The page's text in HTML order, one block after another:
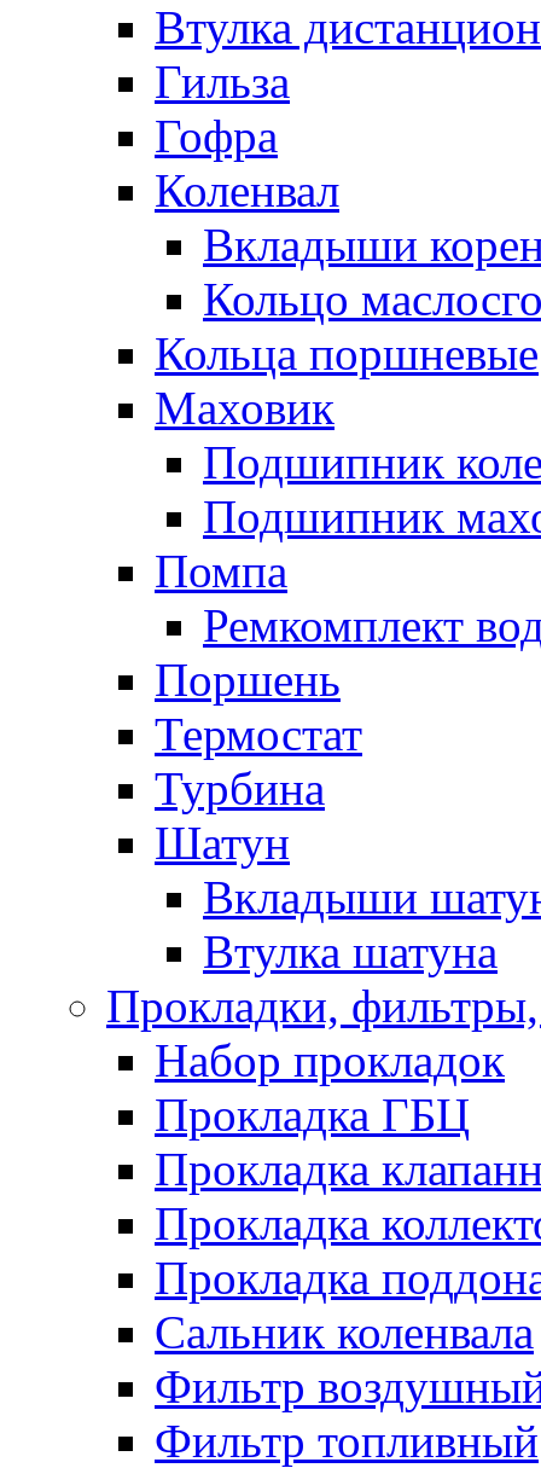
Втулка
Гильза
Гофра
Коленвал
Вкладыши
Кольцо
Кольца поршневые
Маховик
Подшипник
Подшипник
Помпа
Ремкомплект
Поршень
Термостат
Турбина
Шатун
Вкладыши
Втулка шатуна
Прокладки,
Набор прокладок
Прокладка ГБЦ
Прокладка
Прокладка
Прокладка
Сальник коленвала
Фильтр
Фильтр топливный